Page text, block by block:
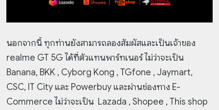
นอกจากนี้ ทุกท่านยังสามารถลองสัมผัสและเป็นเจ้าของ
realme GT 5G ได้ที่ตัวแทนพาร์ทเนอร์ ไม่ว่าจะเป็น
Banana, BKK , Cyborg Kong , TGfone , Jaymart,
CSC, IT City และ Powerbuy และผ่านช่องทาง E-
Commerce ไม่ว่าจะเป็น Lazada , Shopee , This shop